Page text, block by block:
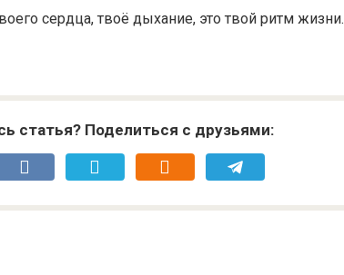
сердца, твоё дыхание, это твой ритм жизни.
статья? Поделиться с друзьями: